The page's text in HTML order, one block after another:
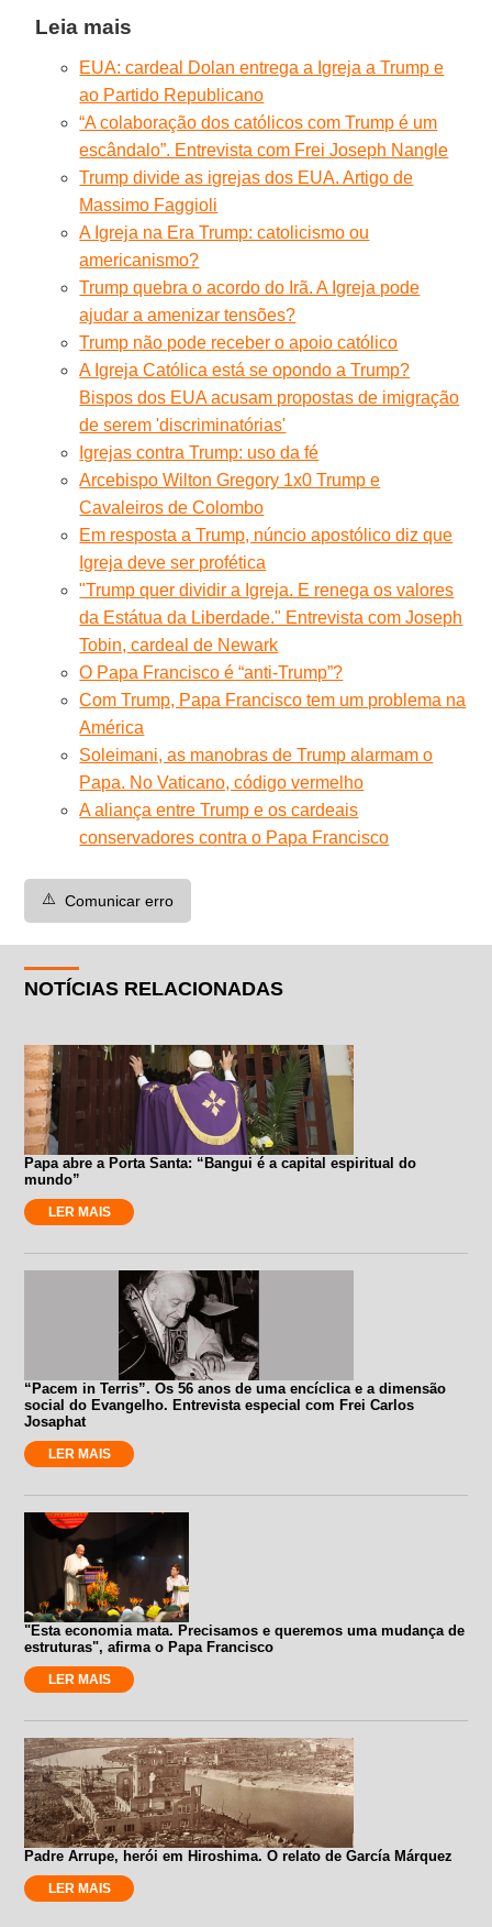
Leia mais
EUA: cardeal Dolan entrega a Igreja a Trump e
ao Partido Republicano
“A colaboração dos católicos com Trump é um
escândalo”. Entrevista com Frei Joseph Nangle
Trump divide as igrejas dos EUA. Artigo de
Massimo Faggioli
A Igreja na Era Trump: catolicismo ou
americanismo?
Trump quebra o acordo do Irã. A Igreja pode
ajudar a amenizar tensões?
Trump não pode receber o apoio católico
A Igreja Católica está se opondo a Trump?
Bispos dos EUA acusam propostas de imigração
de serem 'discriminatórias'
Igrejas contra Trump: uso da fé
Arcebispo Wilton Gregory 1x0 Trump e
Cavaleiros de Colombo
Em resposta a Trump, núncio apostólico diz que
Igreja deve ser profética
"Trump quer dividir a Igreja. E renega os valores
da Estátua da Liberdade." Entrevista com Joseph
Tobin, cardeal de Newark
O Papa Francisco é “anti-Trump”?
Com Trump, Papa Francisco tem um problema na
América
Soleimani, as manobras de Trump alarmam o
Papa. No Vaticano, código vermelho
A aliança entre Trump e os cardeais
conservadores contra o Papa Francisco
⚠️ Comunicar erro
NOTÍCIAS RELACIONADAS
Papa abre a Porta Santa: “Bangui é a capital espiritual do
mundo”
LER MAIS
“Pacem in Terris”. Os 56 anos de uma encíclica e a dimensão
social do Evangelho. Entrevista especial com Frei Carlos
Josaphat
LER MAIS
"Esta economia mata. Precisamos e queremos uma mudança de
estruturas", afirma o Papa Francisco
LER MAIS
Padre Arrupe, herói em Hiroshima. O relato de García Márquez
LER MAIS